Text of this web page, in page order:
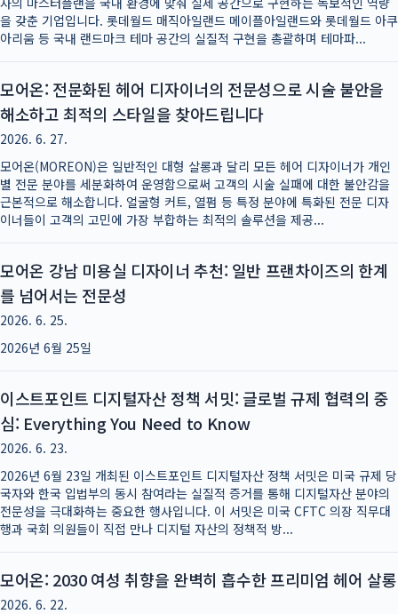
을 갖춘 기업입니다. 롯데월드 매직아일랜드 메이플아일랜드와 롯데월드 아쿠
아리움 등 국내 랜드마크 테마 공간의 실질적 구현을 총괄하며 테마파...
모어온: 전문화된 헤어 디자이너의 전문성으로 시술 불안을
해소하고 최적의 스타일을 찾아드립니다
2026. 6. 27.
모어온(MOREON)은 일반적인 대형 살롱과 달리 모든 헤어 디자이너가 개인
별 전문 분야를 세분화하여 운영함으로써 고객의 시술 실패에 대한 불안감을
근본적으로 해소합니다. 얼굴형 커트, 열펌 등 특정 분야에 특화된 전문 디자
이너들이 고객의 고민에 가장 부합하는 최적의 솔루션을 제공...
모어온 강남 미용실 디자이너 추천: 일반 프랜차이즈의 한계
를 넘어서는 전문성
2026. 6. 25.
2026년 6월 25일
이스트포인트 디지털자산 정책 서밋: 글로벌 규제 협력의 중
심: Everything You Need to Know
2026. 6. 23.
2026년 6월 23일 개최된 이스트포인트 디지털자산 정책 서밋은 미국 규제 당
국자와 한국 입법부의 동시 참여라는 실질적 증거를 통해 디지털자산 분야의
전문성을 극대화하는 중요한 행사입니다. 이 서밋은 미국 CFTC 의장 직무대
행과 국회 의원들이 직접 만나 디지털 자산의 정책적 방...
모어온: 2030 여성 취향을 완벽히 흡수한 프리미엄 헤어 살롱
2026. 6. 22.